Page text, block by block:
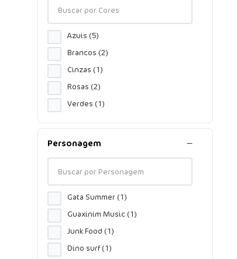
Azuis (5)
Brancos (2)
Cinzas (1)
Rosas (2)
Verdes (1)
Personagem
Gata Summer(1)
Guaxinim Music(1)
Junk Food (1)
Dino surf(1)